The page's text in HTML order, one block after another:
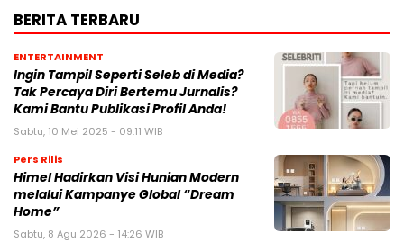
BERITA TERBARU
ENTERTAINMENT
Ingin Tampil Seperti Seleb di Media?
Tak Percaya Diri Bertemu Jurnalis?
Kami Bantu Publikasi Profil Anda!
Sabtu, 10 Mei 2025 - 09:11 WIB
Pers Rilis
Himel Hadirkan Visi Hunian Modern
melalui Kampanye Global “Dream
Home”
Sabtu, 8 Agu 2026 - 14:26 WIB